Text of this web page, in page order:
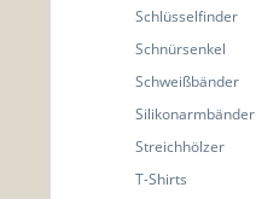
Schlüsselfinder
Schnürsenkel
Schweißbänder
Silikonarmbänder
Streichhölzer
T-Shirts